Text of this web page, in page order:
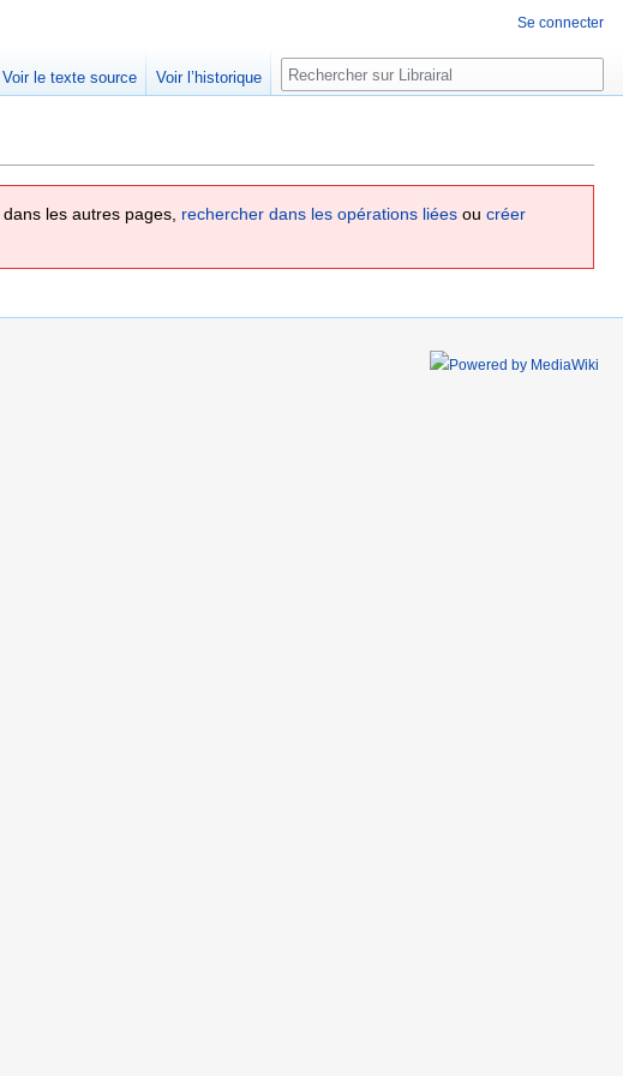
dans les autres pages, rechercher dans les opérations liées ou créer
Se connecter
Voir le texte source Voir l’historique Rechercher